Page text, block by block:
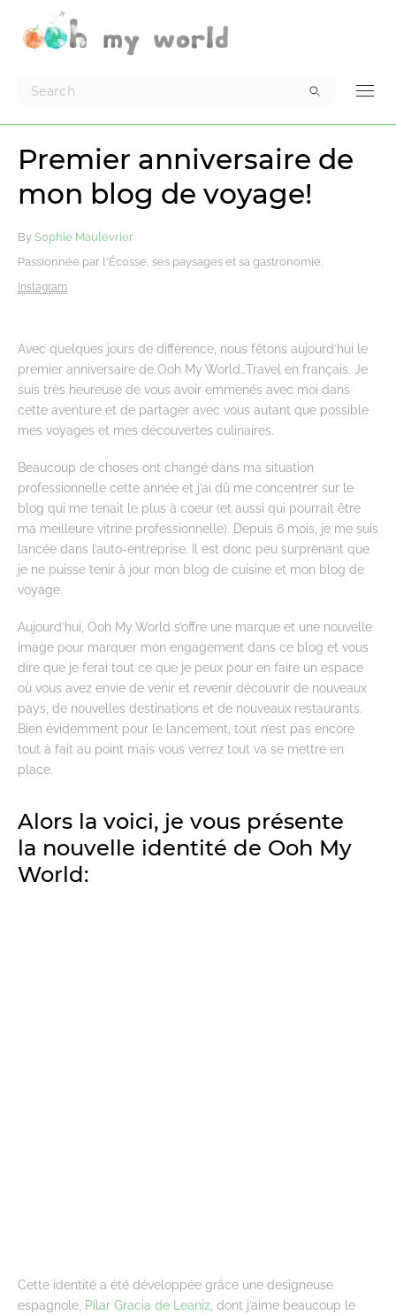
Premier anniversaire de
mon blog de voyage!
By Sophie Maulevrier
Passionnée par l'Écosse, ses paysages et sa gastronomie.
Instagram
Avec quelques jours de différence, nous fêtons aujourd’hui le
premier anniversaire de Ooh My World…Travel en français. Je
suis très heureuse de vous avoir emmenés avec moi dans
cette aventure et de partager avec vous autant que possible
mes voyages et mes découvertes culinaires.
Beaucoup de choses ont changé dans ma situation
professionnelle cette année et j’ai dû me concentrer sur le
blog qui me tenait le plus à coeur (et aussi qui pourrait être
ma meilleure vitrine professionnelle). Depuis 6 mois, je me suis
lancée dans l’auto-entreprise. Il est donc peu surprenant que
je ne puisse tenir à jour mon blog de cuisine et mon blog de
voyage.
Aujourd’hui, Ooh My World s’offre une marque et une nouvelle
image pour marquer mon engagement dans ce blog et vous
dire que je ferai tout ce que je peux pour en faire un espace
où vous avez envie de venir et revenir découvrir de nouveaux
pays, de nouvelles destinations et de nouveaux restaurants.
Bien évidemment pour le lancement, tout n’est pas encore
tout à fait au point mais vous verrez tout va se mettre en
place.
Alors la voici, je vous présente
la nouvelle identité de Ooh My
World:
Cette identité a été développée grâce une designeuse
espagnole, Pilar Gracia de Leaniz , dont j’aime beaucoup le